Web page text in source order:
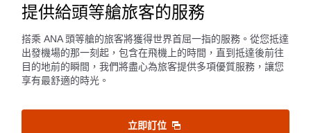
提供給頭等艙旅客的服務
搭乘 ANA 頭等艙的旅客將獲得世界首屈一指的服務。從您抵達
出發機場的那一刻起，包含在飛機上的時間，直到抵達後前往
目的地前的瞬間，我們將盡心為旅客提供多項優質服務，讓您
享有最舒適的時光。
立即訂位